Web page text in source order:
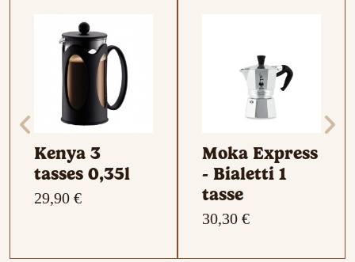
Kenya 3
tasses 0,35l
29,90 €
Moka Express
- Bialetti 1
tasse
30,30 €